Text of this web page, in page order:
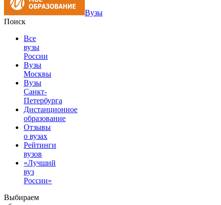
Вузы
Поиск
Все
вузы
России
Вузы
Москвы
Вузы
Санкт-
Петербурга
Дистанционное
образование
Отзывы
о вузах
Рейтинги
вузов
«Лучший
вуз
России»
Выбираем